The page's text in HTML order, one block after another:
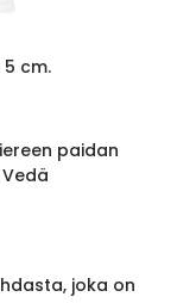
cm.
paidan
joka on